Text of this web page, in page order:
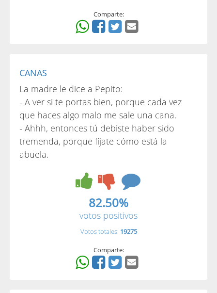
Comparte:
CANAS
La madre le dice a Pepito:
- A ver si te portas bien, porque cada vez
que haces algo malo me sale una cana.
- Ahhh, entonces tú debiste haber sido
tremenda, porque fíjate cómo está la
abuela.
82.50%
votos positivos
Votos totales: 19275
Comparte: